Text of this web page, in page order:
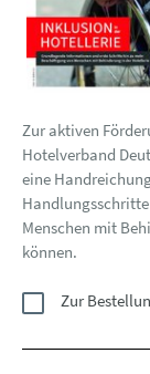
Zur aktiven
Hotelverband
eine
Menschen mit
können.
Zur